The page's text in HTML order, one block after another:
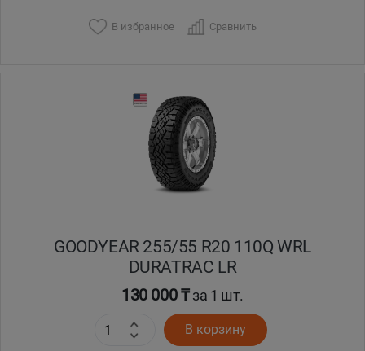
В избранное Сравнить
GOODYEAR 255/55 R20 110Q WRL
DURATRAC LR
130 000 ₸за 1 шт.
В корзину